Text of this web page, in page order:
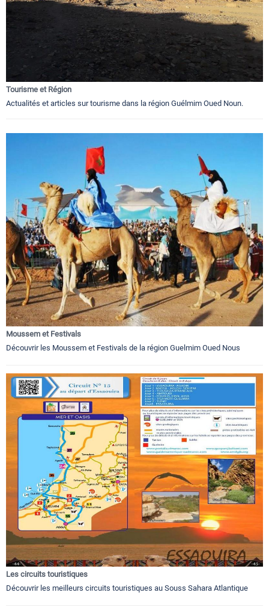
Tourisme et Région
Actualités et articles sur tourisme dans la région Guélmim Oued Noun.
Moussem et Festivals
Découvrir les Moussem et Festivals de la région Guelmim Oued Nous
Les circuits touristiques
Découvrir les meilleurs circuits touristiques au Souss Sahara Atlantique